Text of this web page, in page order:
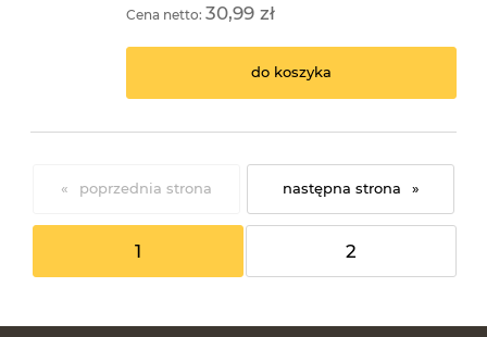
Cena netto:30,99 zł
do koszyka
«
1 2
»